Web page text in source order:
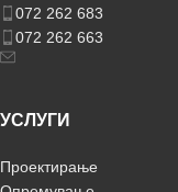
072 262 683
072 262 663
УСЛУГИ
Проектирање